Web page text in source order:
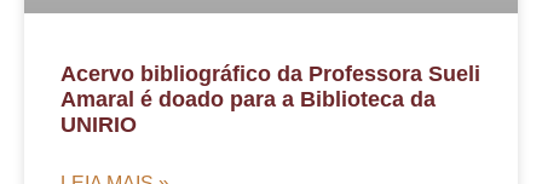
Acervo bibliográfico da Professora Sueli
Amaral é doado para a Biblioteca da
UNIRIO